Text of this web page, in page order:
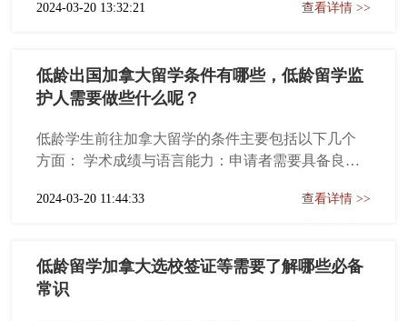
业有所不同。例如，艺术和人文课程一般便宜一
有所不同。 生活费方面，加拿大留学生的生活费因
地区而异。大城市如多伦多和温哥华的生活费相对
低。根据统计数据，留学生每年的生活费大约在1.2
万到2.5万加元之间，包括住宿、饮食、交通、娱乐
2024-03-20 13:32:21 查看详情 >>
低龄出国加拿大留学条件有哪些，低龄留学监
护人需要做些什么呢？
低龄学生前往加拿大留学的条件主要包括以下几个
方面： 学术成绩与语言能力：申请者需要具备良好
境和新课程的重要标准。此外，加拿大是一个英语
能力不够，可以选择参加一些语言培训班来提高自
己的语言能力。 资金证明：留学加拿大需要提供足
2024-03-20 11:44:33 查看详情 >>
低龄留学加拿大选校签证等需要了解哪些必备
常识